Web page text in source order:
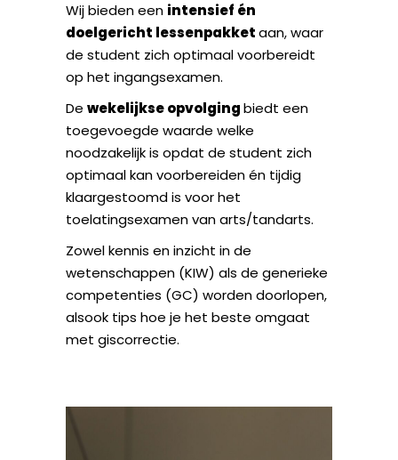
Wij bieden een intensief én
doelgericht lessenpakketaan, waar
de student zich optimaal voorbereidt
op het ingangsexamen.
De wekelijkse opvolgingbiedt een
toegevoegde waarde welke
noodzakelijk is opdat de student zich
optimaal kan voorbereiden én tijdig
klaargestoomd is voor het
toelatingsexamen van arts/tandarts.
Zowel kennis en inzicht in de
wetenschappen (KIW) als de generieke
competenties (GC) worden doorlopen,
alsook tips hoe je het beste omgaat
met giscorrectie.